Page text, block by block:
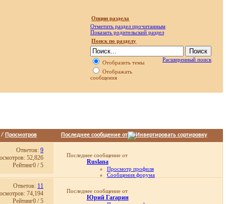
Опции раздела
Отметить раздел прочитанным
Показать родительский раздел
Поиск по разделу
Отобразить темы
Отображать
сообщения
Расширенный поиск
Просмотров Последнее сообщение от
Ответов:9
52,826
Рейтинг0 / 5
Последнее сообщение от
Ruslana
Просмотр профиля
Сообщения форума
07.09.2017,22:22
Ответов: 11
74,194
Рейтинг0 / 5
Последнее сообщение от
Юрий Гагарин